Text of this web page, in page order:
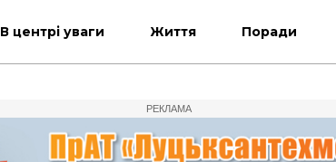
В центрі уваги Життя Поради
РЕКЛАМА